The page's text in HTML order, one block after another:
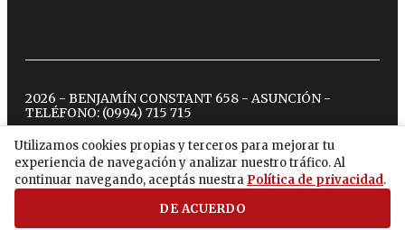
Utilizamos cookies propias y terceros para mejorar tu
experiencia de navegación y analizar nuestro tráfico. Al
continuar navegando, aceptás nuestra Política de privacidad.
DE ACUERDO
2026 - BENJAMÍN CONSTANT 658 - ASUNCIÓN -
TELÉFONO: (0994) 715 715
twitterinstagram
facebook
tiktokyoutubespotify